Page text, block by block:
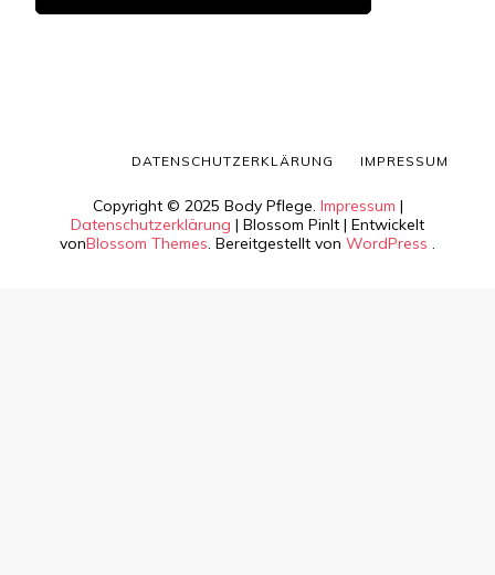
Copyright © 2025 Body Pflege. Impressum |
Datenschutzerklärung | Blossom PinIt | Entwickelt
vonBlossom Themes. Bereitgestellt von WordPress .
DATENSCHUTZERKLÄRUNG IMPRESSUM